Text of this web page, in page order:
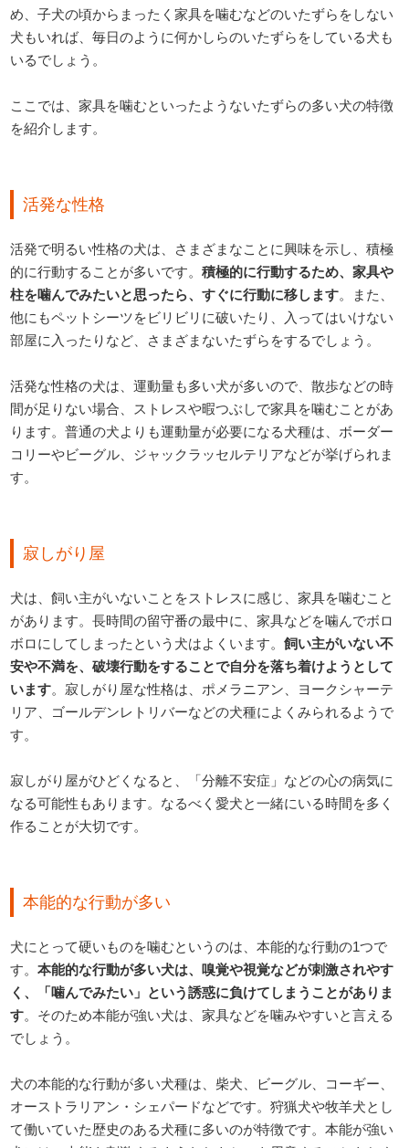
め、子犬の頃からまったく家具を噛むなどのいたずらをしない
犬もいれば、毎日のように何かしらのいたずらをしている犬も
いるでしょう。
ここでは、家具を噛むといったようないたずらの多い犬の特徴
を紹介します。
活発な性格
活発で明るい性格の犬は、さまざまなことに興味を示し、積極
的に行動することが多いです。積極的に行動するため、家具や
柱を噛んでみたいと思ったら、すぐに行動に移します。また、
他にもペットシーツをビリビリに破いたり、入ってはいけない
部屋に入ったりなど、さまざまないたずらをするでしょう。
活発な性格の犬は、運動量も多い犬が多いので、散歩などの時
間が足りない場合、ストレスや暇つぶしで家具を噛むことがあ
ります。普通の犬よりも運動量が必要になる犬種は、ボーダー
コリーやビーグル、ジャックラッセルテリアなどが挙げられま
す。
寂しがり屋
犬は、飼い主がいないことをストレスに感じ、家具を噛むこと
があります。長時間の留守番の最中に、家具などを噛んでボロ
ボロにしてしまったという犬はよくいます。飼い主がいない不
安や不満を、破壊行動をすることで自分を落ち着けようとして
います。寂しがり屋な性格は、ポメラニアン、ヨークシャーテ
リア、ゴールデンレトリバーなどの犬種によくみられるようで
す。
寂しがり屋がひどくなると、「分離不安症」などの心の病気に
なる可能性もあります。なるべく愛犬と一緒にいる時間を多く
作ることが大切です。
本能的な行動が多い
犬にとって硬いものを噛むというのは、本能的な行動の1つで
す。本能的な行動が多い犬は、嗅覚や視覚などが刺激されやす
く、「噛んでみたい」という誘惑に負けてしまうことがありま
す。そのため本能が強い犬は、家具などを噛みやすいと言える
でしょう。
犬の本能的な行動が多い犬種は、柴犬、ビーグル、コーギー、
オーストラリアン・シェパードなどです。狩猟犬や牧羊犬とし
て働いていた歴史のある犬種に多いのが特徴です。本能が強い